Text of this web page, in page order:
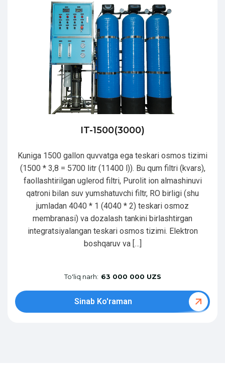
IT-1500(3000)
Kuniga 1500 gallon quvvatga ega teskari osmos tizimi
(1500 * 3,8 = 5700 litr (11400 l)). Bu qum filtri (kvars),
faollashtirilgan uglerod filtri, Purolit ion almashinuvi
qatroni bilan suv yumshatuvchi filtr, RO birligi (shu
jumladan 4040 * 1 (4040 * 2) teskari osmoz
membranasi) va dozalash tankini birlashtirgan
integratsiyalangan teskari osmos tizimi. Elektron
boshqaruv va […]
To'liq narh: 63 000 000 UZS
Sinab Ko'raman